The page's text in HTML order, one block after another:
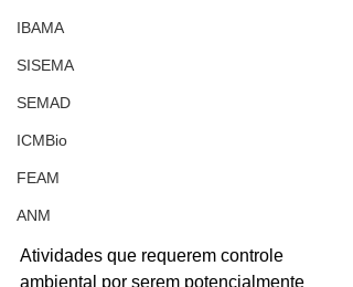
IBAMA
SISEMA
SEMAD
ICMBio
FEAM
ANM
Atividades que requerem controle
ambiental por serem potencialmente